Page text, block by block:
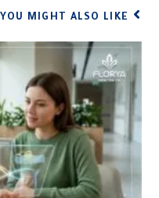
YOU MIGHT ALSO LIKE